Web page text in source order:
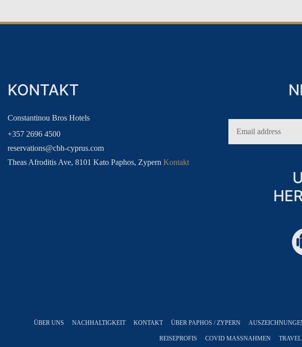
BOWLING FERIEN
KONTAKT
Constantinou Bros Hotels
+357 2696 4500
reservations@cbh-cyprus.com
Theas Afroditis Ave, 8101 Kato Paphos, Zypern Kontakt
ÜBER UNS NACHHALTIGKEIT KONTAKT ÜBER PAPHOS / ZYPERN
REISEPROFIS COVID MASSNAHMEN